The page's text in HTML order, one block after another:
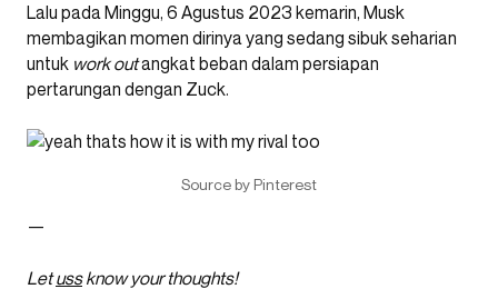
Lalu pada Minggu, 6 Agustus 2023 kemarin, Musk
membagikan momen dirinya yang sedang sibuk seharian
untuk work outangkat beban dalam persiapan
pertarungan dengan Zuck.
Source by Pinterest
—
Letussknow your thoughts!